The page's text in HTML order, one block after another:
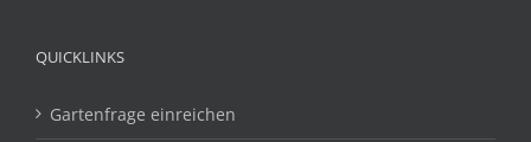
QUICKLINKS
Gartenfrage einreichen